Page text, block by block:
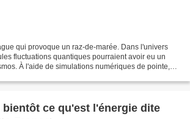
qui provoque un raz-de-marée. Dans l'univers
fluctuations quantiques pourraient avoir eu un
À l'aide de simulations numériques de pointe,
ce qu'est l'énergie dite